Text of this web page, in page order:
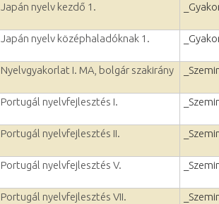
Japán nyelv kezdő 1.
Japán nyelv középhaladóknak 1.
Nyelvgyakorlat I. MA, bolgár szakirány
Portugál nyelvfejlesztés I.
Portugál nyelvfejlesztés II.
Portugál nyelvfejlesztés V.
Portugál nyelvfejlesztés VII.